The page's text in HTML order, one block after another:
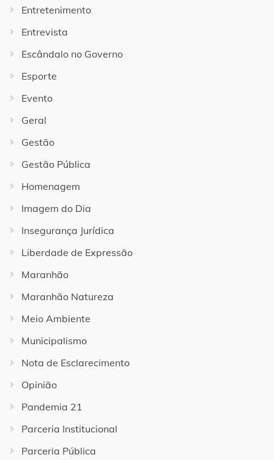
Entretenimento
Entrevista
Escândalo no Governo
Esporte
Evento
Geral
Gestão
Gestão Pública
Homenagem
Imagem do Dia
Insegurança Jurídica
Liberdade de Expressão
Maranhão
Maranhão Natureza
Meio Ambiente
Municipalismo
Nota de Esclarecimento
Opinião
Pandemia 21
Parceria Institucional
Parceria Pública